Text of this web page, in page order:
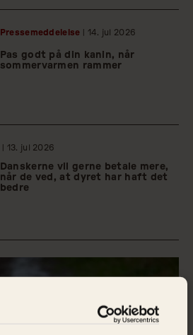
Pressemeddelelse | 14. jul 2026
Pas godt på din kanin, når
sommervarmen rammer
| 13. jul 2026
Danskerne vil gerne betale mere,
når de ved, at dyret har haft det
bedre